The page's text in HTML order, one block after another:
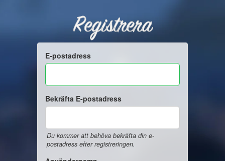
Registrera
E-postadress
Bekräfta E-postadress
Du kommer att behöva bekräfta din e-
postadress efter registreringen.